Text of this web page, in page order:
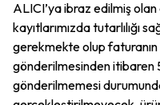
ALICI’ya ibraz edilmiş
kayıtlarımızda tutarlılığı
gerekmekte olup
gönderilmesinden itibaren
gönderilmemesi